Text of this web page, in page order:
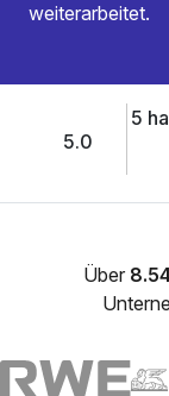
weiterarbeitet.
5.0
5
Über